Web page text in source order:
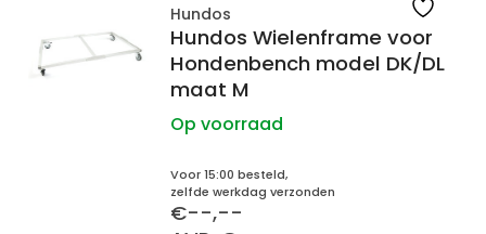
Hundos
Hundos Wielenframe voor
Hondenbench model DK/DL
maat M
Op voorraad
Voor 15:00 besteld,
zelfde werkdag verzonden
€--,--